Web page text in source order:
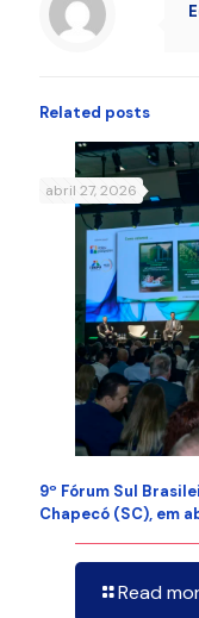
Related posts
abril 27, 2026
9º Fórum Sul
Chapecó (SC), em
Read